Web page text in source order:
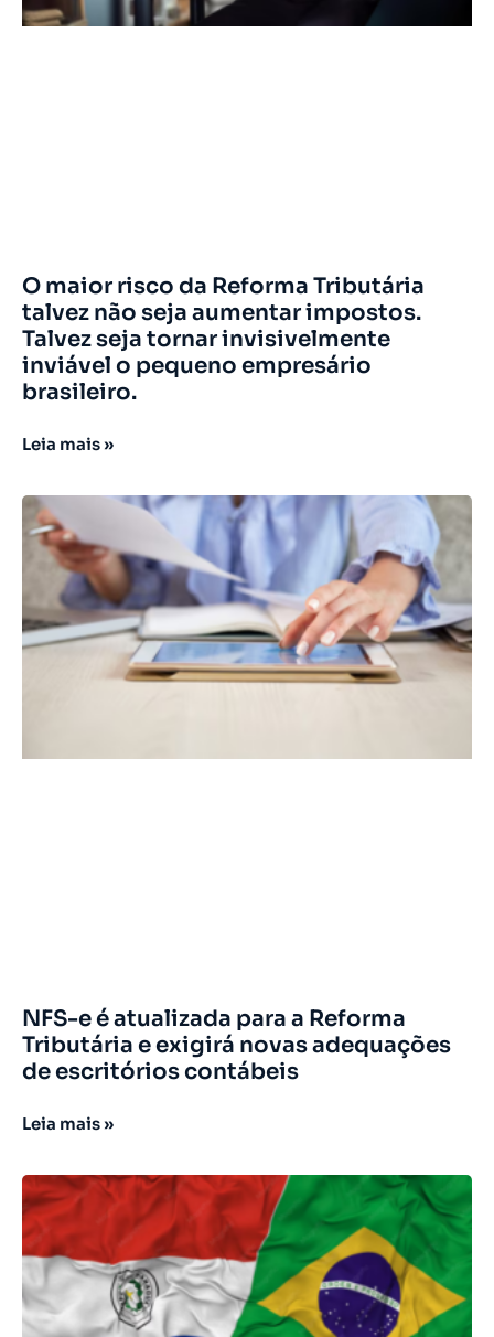
O maior risco da Reforma Tributária
talvez não seja aumentar impostos.
Talvez seja tornar invisivelmente
inviável o pequeno empresário
brasileiro.
Leia mais »
NFS-e é atualizada para a Reforma
Tributária e exigirá novas adequações
de escritórios contábeis
Leia mais »